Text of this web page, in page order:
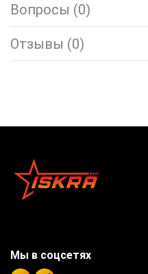
Вопросы (0)
Отзывы (0)
Мы в соцсетях